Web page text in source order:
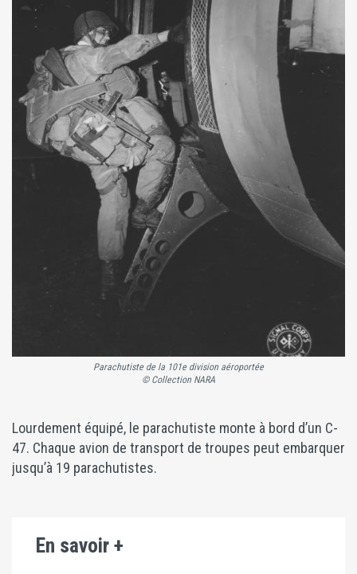
Parachutiste de la 101e division aéroportée
© Collection NARA
Lourdement équipé, le parachutiste monte à bord d’un C-
47. Chaque avion de transport de troupes peut embarquer
jusqu’à 19 parachutistes.
En savoir +